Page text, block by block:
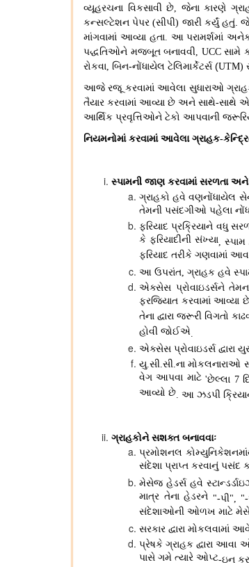
વ્યૂહરચના વિકસાવી છે, જેના કારણે
કન્સલ્ટેશન પેપર(સીપી) જારી કર્યું હતું.
માંગવામાં આવ્યા હતા. આ પરામર્શમાં
પદ્ધતિઓને મજબૂત બનાવવી, UCCસામે
રોકવા, બિન-નોંધાયેલ ટેલિમાર્કેટર્સ (UTM)
આજે રજૂ કરવામાં આવેલા સુધારાઓ
તૈયાર કરવામાં આવ્યા છે અને સાથે-સાથે એ
આર્થિક પ્રવૃત્તિઓને ટેકો આપવાની
નિયમનોમાં કરવામાં આવેલા ગ્રાહક-
સ્પામની જાણ કરવામાં સરળતા અને
ગ્રાહકો હવે વણનોંધાયેલ
તેમની પસંદગીઓ પહેલા
ફરિયાદ પ્રક્રિયાને વધુ
કે ફરિયાદીની સંખ્યા,સ્પામ
ફરિયાદ તરીકે ગણવામાં
આ ઉપરાંત, ગ્રાહક હવે
એક્સેસ પ્રોવાઇડર્સને
ફરજિયાત કરવામાં આવ્યા
તેના દ્વારા જરૂરી વિગતો
હોવી જોઈએ.
એક્સેસ પ્રોવાઇડર્સ દ્વારા
યુ.સી.સી.ના મોકલનારાઓ
વેગ આપવા માટે'છેલ્લા 7
આવ્યો છે. આ ઝડપી
ગ્રાહકોને સશક્ત બનાવવાઃ
પ્રમોશનલ
સંદેશા પ્રાપ્ત કરવાનું પસંદ
મેસેજ હેડર્સ હવે
માત્ર તેના હેડરને "-પી", "-
સંદેશાઓની ઓળખ માટે
સરકાર દ્વારા
પ્રેષકે ગ્રાહક દ્વારા આવા
પાસે ગમે ત્યારે ઓપ્ટ-ઇન